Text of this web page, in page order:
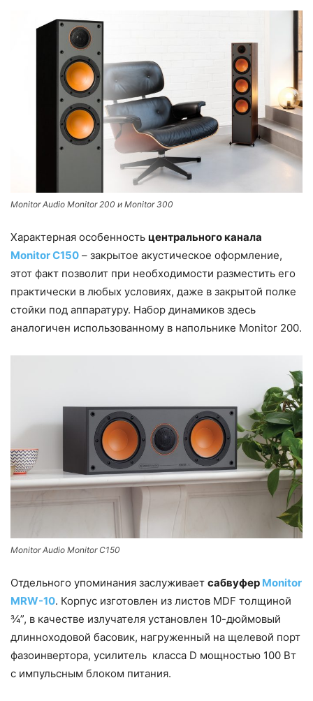
Monitor Audio Monitor 200 и Monitor 300
Характерная особенность центрального канала
Monitor C150 – закрытое акустическое оформление,
этот факт позволит при необходимости разместить его
практически в любых условиях, даже в закрытой полке
стойки под аппаратуру. Набор динамиков здесь
аналогичен использованному в напольнике Monitor 200.
Monitor Audio Monitor C150
Отдельного упоминания заслуживает сабвуфер Monitor
MRW-10. Корпус изготовлен из листов MDF толщиной
¾”, в качестве излучателя установлен 10-дюймовый
длинноходовой басовик, нагруженный на щелевой порт
фазоинвертора, усилитель класса D мощностью 100 Вт
с импульсным блоком питания.